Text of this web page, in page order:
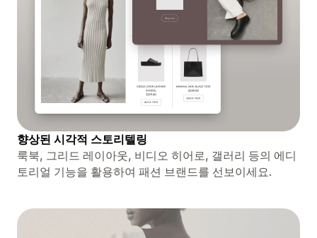
향상된 시각적 스토리텔링
룩북, 그리드 레이아웃, 비디오 히어로, 갤러리 등의 에디
토리얼 기능을 활용하여 패션 브랜드를 선보이세요.